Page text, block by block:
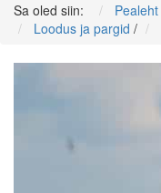
Sa oled siin:
Pealeht
Loodus ja pargid /